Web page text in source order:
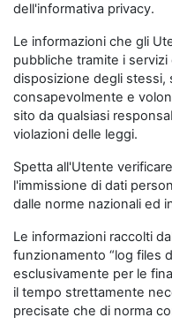
dell'informativa privacy.
Le informazioni che gli
pubbliche tramite i
disposizione degli stessi,
consapevolmente e
sito da qualsiasi
violazioni delle leggi.
Spetta all'Utente
l'immissione di dati
dalle norme nazionali ed
Le informazioni raccolti
funzionamento “log files
esclusivamente per le
il tempo strettamente
precisate che di norma